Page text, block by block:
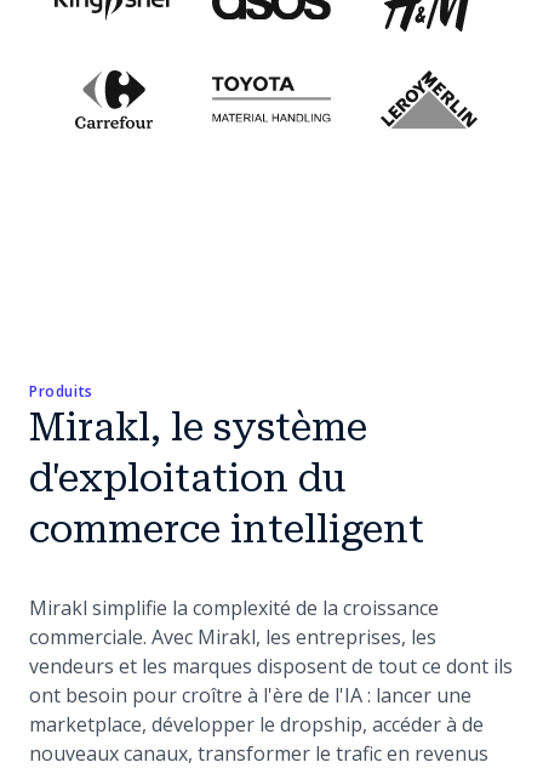
Produits
Mirakl, le système
d'exploitation du
commerce intelligent
Mirakl simplifie la complexité de la croissance
commerciale. Avec Mirakl, les entreprises, les
vendeurs et les marques disposent de tout ce dont ils
ont besoin pour croître à l'ère de l'IA : lancer une
marketplace, développer le dropship, accéder à de
nouveaux canaux, transformer le trafic en revenus